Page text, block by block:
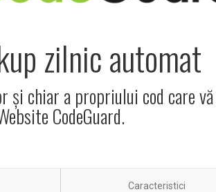
zilnic automat
chiar a propriului cod care
CodeGuard.
Caracteristici